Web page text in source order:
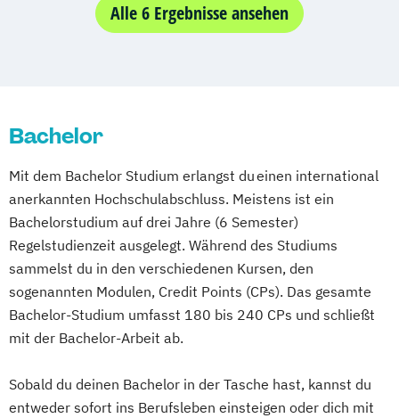
Media Management
Media: Conception & Production
Alle 6 Ergebnisse ansehen
Bachelor
Mit dem Bachelor Studium erlangst du einen international
anerkannten Hochschulabschluss. Meistens ist ein
Bachelorstudium auf drei Jahre (6 Semester)
Regelstudienzeit ausgelegt. Während des Studiums
sammelst du in den verschiedenen Kursen, den
sogenannten Modulen, Credit Points (CPs). Das gesamte
Bachelor-Studium umfasst 180 bis 240 CPs und schließt
mit der Bachelor-Arbeit ab.
Sobald du deinen Bachelor in der Tasche hast, kannst du
entweder sofort ins Berufsleben einsteigen oder dich mit